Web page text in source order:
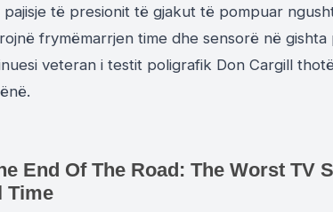
pajisje të presionit të gjakut të pompuar
frymëmarrjen time dhe sensorë në
veteran i testit poligrafik Don Cargill